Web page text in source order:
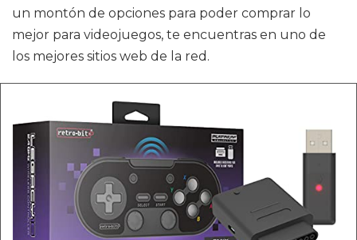
un montón de opciones para poder comprar lo
mejor para videojuegos, te encuentras en uno de
los mejores sitios web de la red.